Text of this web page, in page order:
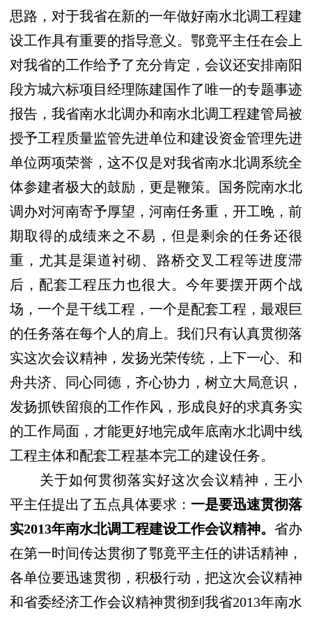
思路，对于我省在新的一年做好南水北调工程建
设工作具有重要的指导意义。鄂竟平主任在会上
对我省的工作给予了充分肯定，会议还安排南阳
段方城六标项目经理陈建国作了唯一的专题事迹
报告，我省南水北调办和南水北调工程建管局被
授予工程质量监管先进单位和建设资金管理先进
单位两项荣誉，这不仅是对我省南水北调系统全
体参建者极大的鼓励，更是鞭策。国务院南水北
调办对河南寄予厚望，河南任务重，开工晚，前
期取得的成绩来之不易，但是剩余的任务还很
重，尤其是渠道衬砌、路桥交叉工程等进度滞
后，配套工程压力也很大。今年要摆开两个战
场，一个是干线工程，一个是配套工程，最艰巨
的任务落在每个人的肩上。我们只有认真贯彻落
实这次会议精神，发扬光荣传统，上下一心、和
舟共济、同心同德，齐心协力，树立大局意识，
发扬抓铁留痕的工作作风，形成良好的求真务实
的工作局面，才能更好地完成年底南水北调中线
工程主体和配套工程基本完工的建设任务。
关于如何贯彻落实好这次会议精神，王小
平主任提出了五点具体要求： 一是要迅速贯彻落
实2013年南水北调工程建设工作会议精神。 省办
在第一时间传达贯彻了鄂竟平主任的讲话精神，
各单位要迅速贯彻，积极行动，把这次会议精神
和省委经济工作会议精神贯彻到我省2013年南水